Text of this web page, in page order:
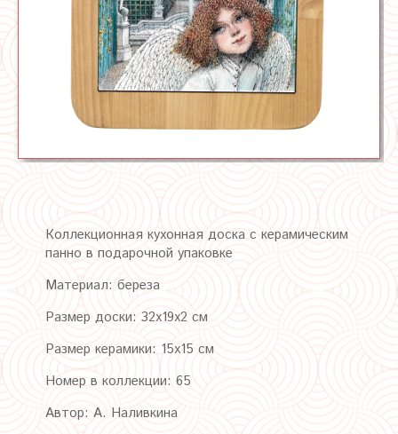
Коллекционная кухонная доска с керамическим
панно в подарочной упаковке
Материал: береза
Размер доски: 32х19х2 см
Размер керамики: 15х15 см
Номер в коллекции: 65
Автор: А. Наливкина